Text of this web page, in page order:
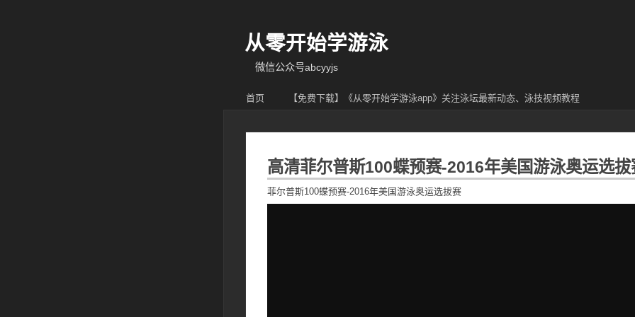
从零开始学游泳
微信公众号abcyyjs
首页 【免费下载】《从零开始学游泳app》关注泳坛最新动态、泳技视频教程
高清菲尔普斯100蝶预赛-2016年美国游泳奥运选拔
菲尔普斯100蝶预赛-2016年美国游泳奥运选拔赛